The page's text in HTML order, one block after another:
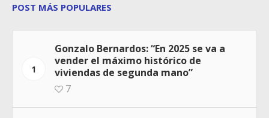
POST MÁS POPULARES
1
Gonzalo Bernardos: “En 2025 se va a
vender el máximo histórico de
viviendas de segunda mano”
7